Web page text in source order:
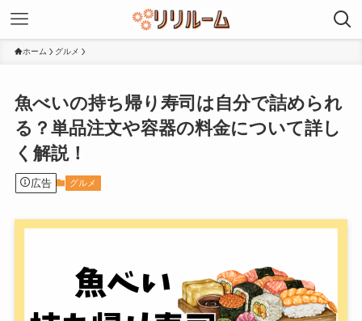
ホーム グルメ
魚べいの持ち帰り寿司は自分で詰められ
る？単品注文や容器の料金について詳し
く解説！
広告 グルメ